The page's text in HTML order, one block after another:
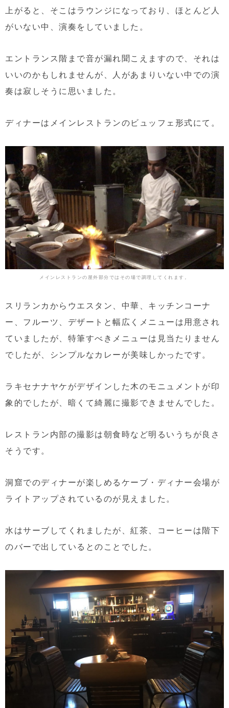
上がると、そこはラウンジになっており、ほとんど人
がいない中、演奏をしていました。
エントランス階まで音が漏れ聞こえますので、それは
いいのかもしれませんが、人があまりいない中での演
奏は寂しそうに思いました。
ディナーはメインレストランのビュッフェ形式にて。
メインレストランの屋外部分ではその場で調理してくれます。
スリランカからウエスタン、中華、キッチンコーナ
ー、フルーツ、デザートと幅広くメニューは用意され
ていましたが、特筆すべきメニューは見当たりません
でしたが、シンプルなカレーが美味しかったです。
ラキセナナヤケがデザインした木のモニュメントが印
象的でしたが、暗くて綺麗に撮影できませんでした。
レストラン内部の撮影は朝食時など明るいうちが良さ
そうです。
洞窟でのディナーが楽しめるケーブ・ディナー会場が
ライトアップされているのが見えました。
水はサーブしてくれましたが、紅茶、コーヒーは階下
のバーで出しているとのことでした。